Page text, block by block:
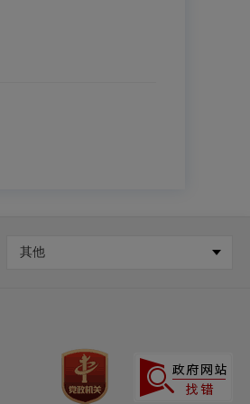
其他